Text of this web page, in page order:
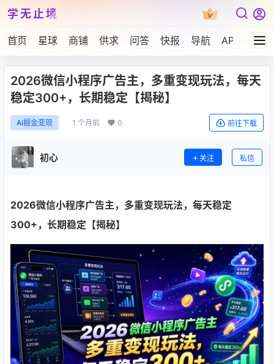
学无止境
首页 星球 商铺 供求 问答 快报 导航 APP下载
2026微信小程序广告主，多重变现玩法，每天
稳定300+，长期稳定【揭秘】
Ai掘金变现 1 个月前 0 前往下载
初心 关注 私信
2026微信小程序广告主，多重变现玩法，每天稳定
300+，长期稳定【揭秘】